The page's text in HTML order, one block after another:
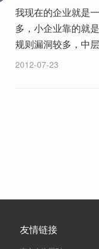
我现在的企业就是
多，小企业靠的就
规则漏洞较多，中
2012-07-23
友情链接